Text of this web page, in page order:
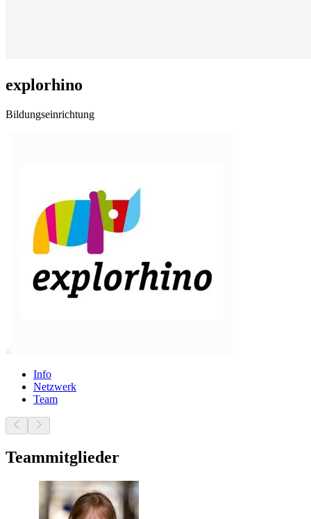
explorhino
Bildungseinrichtung
Info
Netzwerk
Team
Teammitglieder